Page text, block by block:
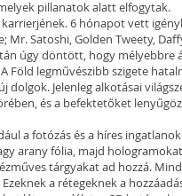
pillanatok alatt elfogytak.
6 hónapot vett
Satoshi, Golden Tweety,
úgy döntött, hogy mélyebbre
Föld legművészibb szigete
Jelenleg alkotásai
és a befektetőket
a fotózás és a híres ingatlanok
arany fólia, majd
tárgyakat ad hozzá.
a rétegeknek a